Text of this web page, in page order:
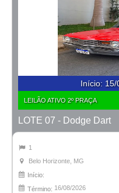
Início: 15/
LEILÃO ATIVO 2º PRAÇA
LOTE 07 - Dodge Dart
1
Belo Horizonte, MG
Início:
Término: 16/08/2026